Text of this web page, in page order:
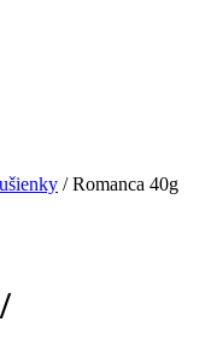
/ Romanca 40g